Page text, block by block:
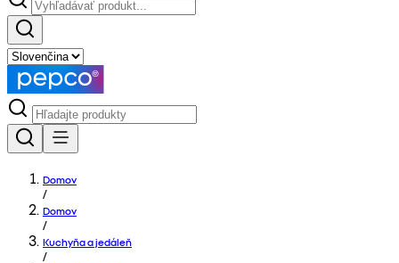
Domov
/
Domov
/
Kuchyňa a jedáleň
/